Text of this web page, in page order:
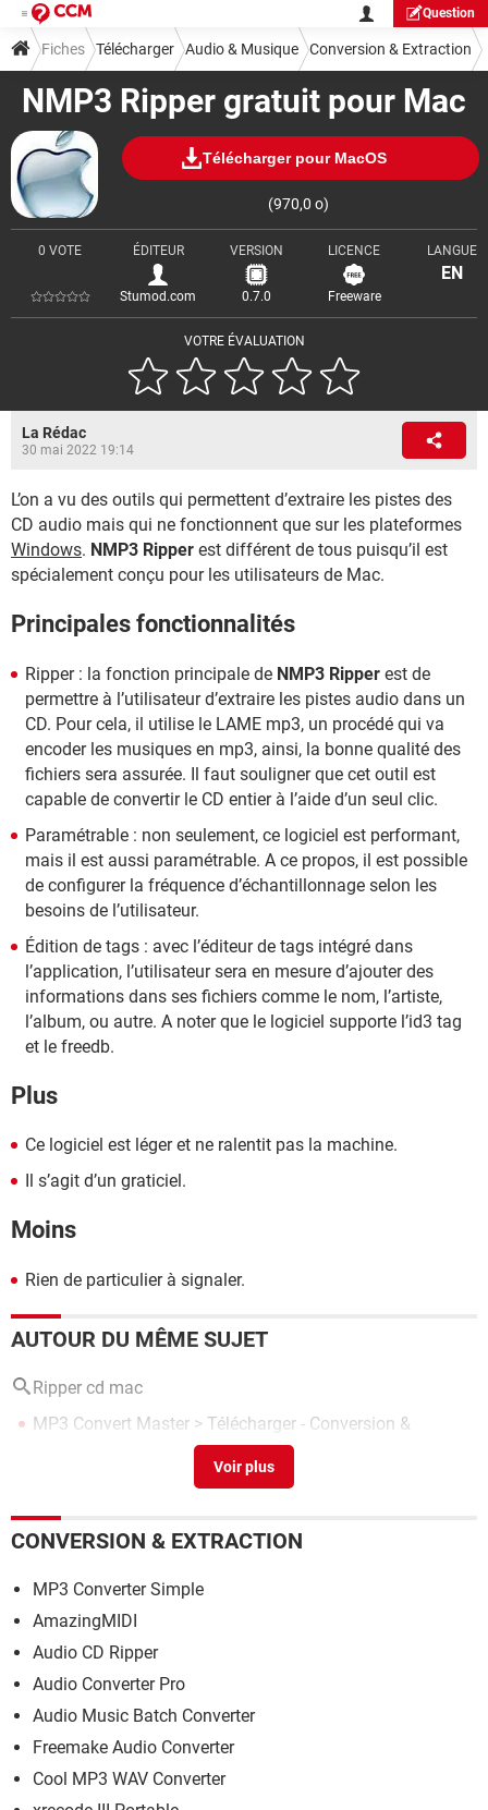
Question
NMP3 Ripper gratuit pour Mac
Télécharger pour MacOS
(970,0 o)
VOTRE ÉVALUATION
0 VOTE ÉDITEUR
Stumod.com
VERSION
0.7.0
LICENCE
Freeware
LANGUE
EN
Fiches Télécharger Audio & Musique Conversion & Extraction
La Rédac
30 mai 2022 19:14
L’on a vu des outils qui permettent d’extraire les pistes des
CD audio mais qui ne fonctionnent que sur les plateformes
Windows. NMP3 Ripper est différent de tous puisqu’il est
spécialement conçu pour les utilisateurs de Mac.
Principales fonctionnalités
Ripper : la fonction principale de NMP3 Ripper est de
permettre à l’utilisateur d’extraire les pistes audio dans un
CD. Pour cela, il utilise le LAME mp3, un procédé qui va
encoder les musiques en mp3, ainsi, la bonne qualité des
fichiers sera assurée. Il faut souligner que cet outil est
capable de convertir le CD entier à l’aide d’un seul clic.
Paramétrable : non seulement, ce logiciel est performant,
mais il est aussi paramétrable. A ce propos, il est possible
de configurer la fréquence d’échantillonnage selon les
besoins de l’utilisateur.
Édition de tags : avec l’éditeur de tags intégré dans
l’application, l’utilisateur sera en mesure d’ajouter des
informations dans ses fichiers comme le nom, l’artiste,
l’album, ou autre. A noter que le logiciel supporte l’id3 tag
et le freedb.
Plus
Ce logiciel est léger et ne ralentit pas la machine.
Il s’agit d’un graticiel.
Moins
Rien de particulier à signaler.
AUTOUR DU MÊME SUJET
Ripper cd mac
MP3 Convert Master > Télécharger - Conversion &
CONVERSION & EXTRACTION
MP3 Converter Simple
AmazingMIDI
Audio CD Ripper
Audio Converter Pro
Audio Music Batch Converter
Freemake Audio Converter
Cool MP3 WAV Converter